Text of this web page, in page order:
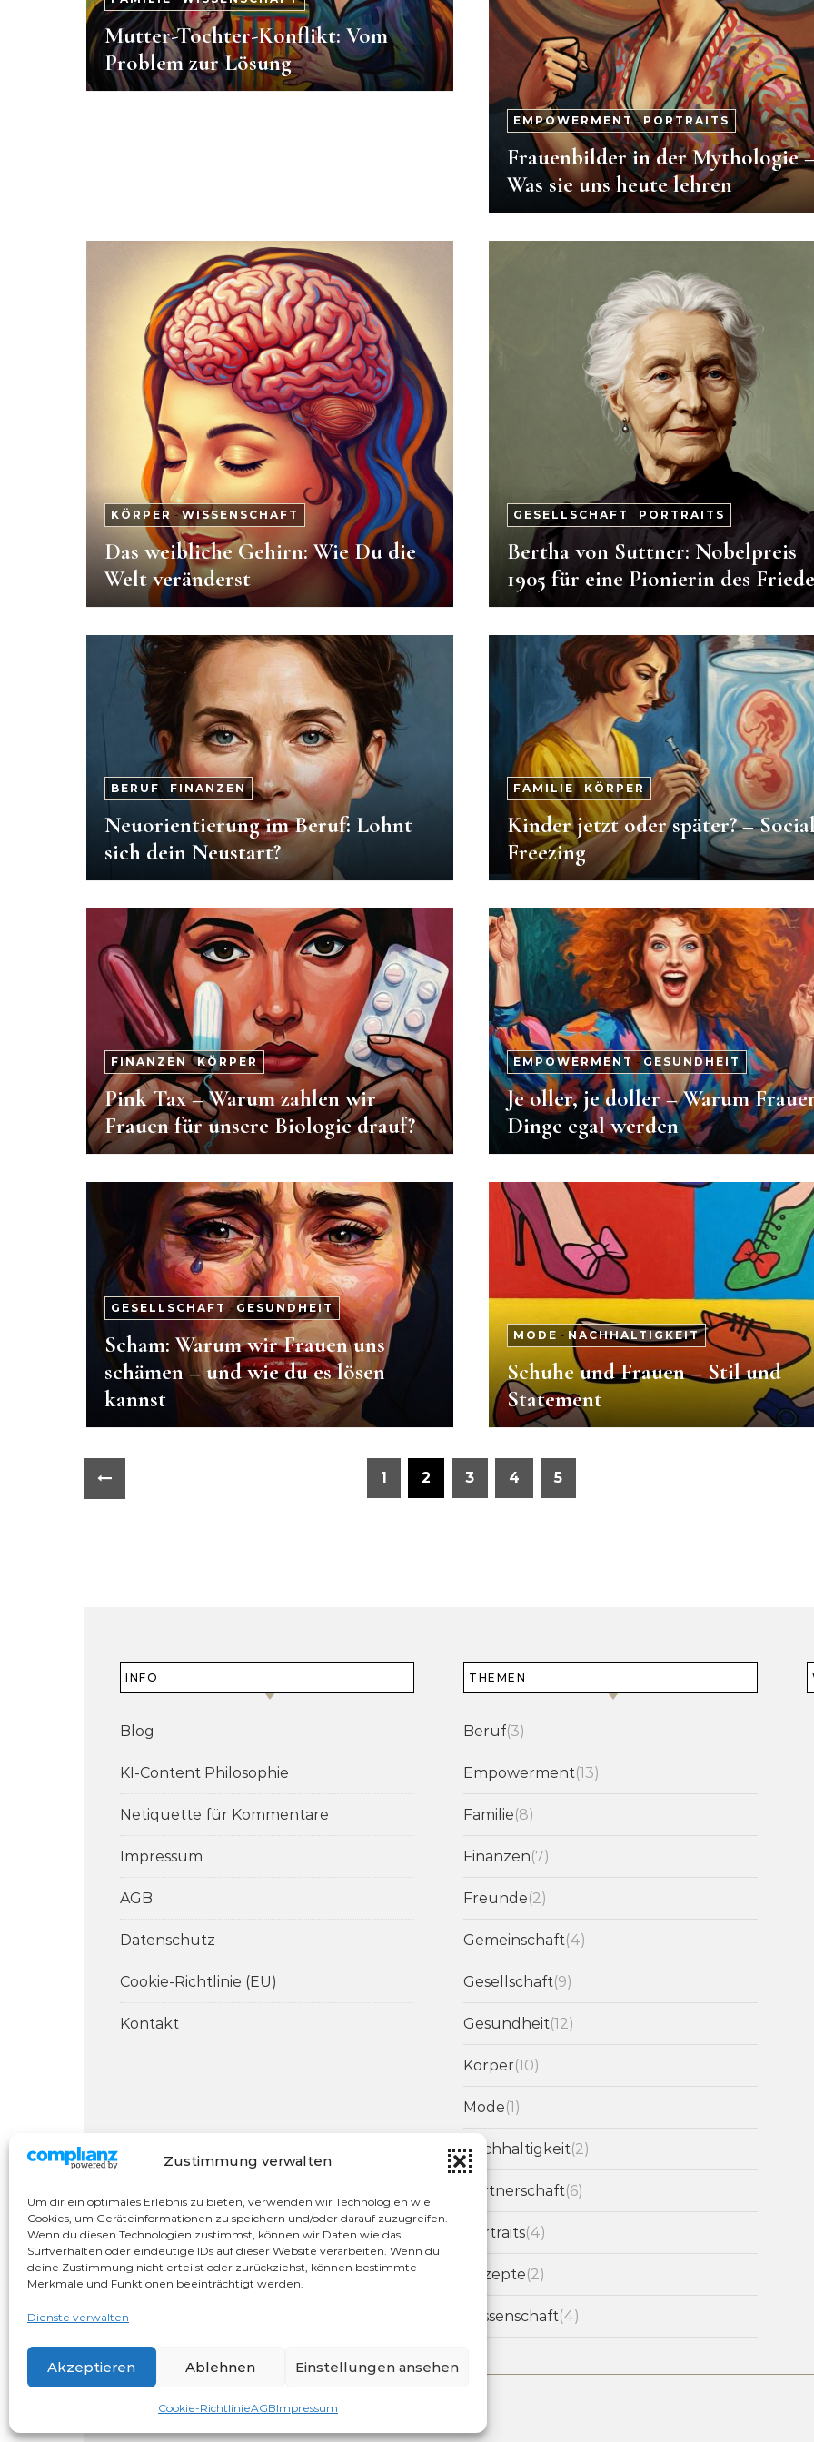
Zustimmung verwalten
Um dir ein optimales Erlebnis zu bieten, verwenden wir Technologien wie
Cookies, um Geräteinformationen zu speichern und/oder darauf zuzugreifen.
Wenn du diesen Technologien zustimmst, können wir Daten wie das
Surfverhalten oder eindeutige IDs auf dieser Website verarbeiten. Wenn du
deine Zustimmung nicht erteilst oder zurückziehst, können bestimmte
Merkmale und Funktionen beeinträchtigt werden.
Dienste verwalten
Akzeptieren Ablehnen Einstellungen ansehen
Cookie-RichtlinieAGBImpressum
Mutter-Tochter-Konflikt: Vom
Problem zur Lösung
EMPOWERMENT-PORTRAITS
Frauenbilder in der Mythologie
Was sie uns heute lehren
KÖRPER -WISSENSCHAFT
Das weibliche Gehirn: Wie Du die
Welt veränderst
GESELLSCHAFT PORTRAITS
Bertha von Suttner: Nobelpreis
1905 für eine Pionierin des
BERUF- FINANZEN
Neuorientierung im Beruf: Lohnt
sich dein Neustart?
FAMILIE - KÖRPER
Kinder jetzt oder später? –
Freezing
FINANZEN-KÖRPER
Pink Tax – Warum zahlen wir
Frauen für unsere Biologie drauf?
EMPOWERMENT -GESUNDHEIT
Je oller, je doller – Warum
Dinge egal werden
GESELLSCHAFT- GESUNDHEIT
Scham: Warum wir Frauen uns
schämen – und wie du es lösen
kannst
MODE - NACHHALTIGKEIT
Schuhe und Frauen – Stil und
Statement
1 2 3 4 5
INFO
Blog
KI-Content Philosophie
Netiquette für Kommentare
Impressum
AGB
Datenschutz
Cookie-Richtlinie (EU)
Kontakt
THEMEN
Beruf(3)
Empowerment(13)
Familie(8)
Finanzen(7)
Freunde(2)
Gemeinschaft(4)
Gesellschaft(9)
Gesundheit(12)
Körper(10)
Mode(1)
Nachhaltigkeit(2)
Partnerschaft(6)
Portraits(4)
Rezepte(2)
Wissenschaft(4)
Graceful Theme byOptima Themes